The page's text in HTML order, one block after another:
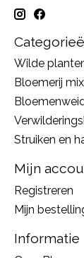
Wilde
Bloemerij
Struiken en
Mijn
Registreren
Mijn
Informatie